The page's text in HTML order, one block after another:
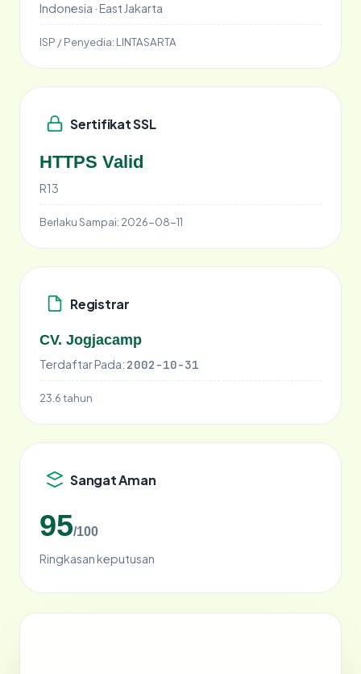
Indonesia · East Jakarta
ISP / Penyedia: LINTASARTA
Sertifikat SSL
HTTPS Valid
R13
Berlaku Sampai: 2026-08-11
Registrar
CV. Jogjacamp
Terdaftar Pada: 2002-10-31
23.6 tahun
Sangat Aman
95/100
Ringkasan keputusan